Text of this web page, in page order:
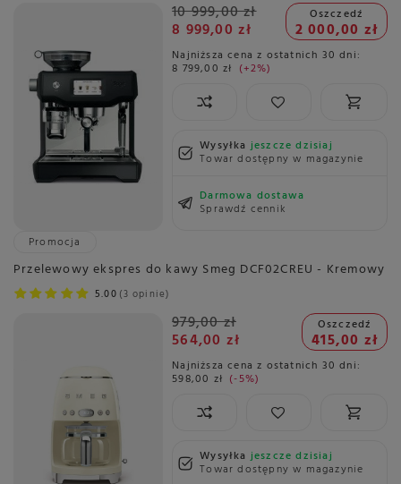
10 999,00 zł
8 999,00 zł
Oszczedź
2 000,00 zł
Najniższa cena z ostatnich 30 dni:
8 799,00 zł +2%
Wysyłkajeszcze dzisiaj
Towar dostępny w magazynie
Darmowa dostawa
Sprawdź cennik
Promocja
Przelewowy ekspres do kawy Smeg DCF02CREU - Kremowy
5.00 3 opinie
979,00 zł
564,00 zł
Oszczedź
415,00 zł
Najniższa cena z ostatnich 30 dni:
598,00 zł -5%
Wysyłkajeszcze dzisiaj
Towar dostępny w magazynie